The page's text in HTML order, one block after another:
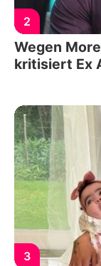
2
Wegen
kritisiert Ex
3